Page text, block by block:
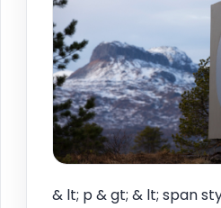
& lt; p & gt; & lt; span